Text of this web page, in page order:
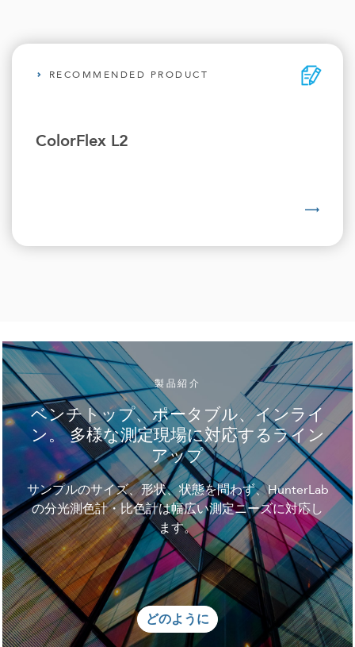
RECOMMENDED PRODUCT
ColorFlex L2
製品紹介
ベンチトップ、ポータブル、インライ
ン。 多様な測定現場に対応するライン
アップ
サンプルのサイズ、形状、状態を問わず、HunterLab
の分光測色計・比色計は幅広い測定ニーズに対応し
ます。
どのように